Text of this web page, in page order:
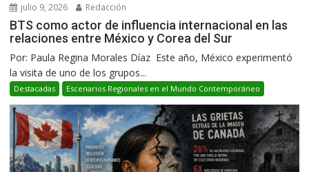
julio 9, 2026 Redacción
BTS como actor de influencia internacional en las
relaciones entre México y Corea del Sur
Por: Paula Regina Morales Díaz Este año, México experimentó
la visita de uno de los grupos...
Destacadas Escenarios Regionales en el Mundo Contemporáneo